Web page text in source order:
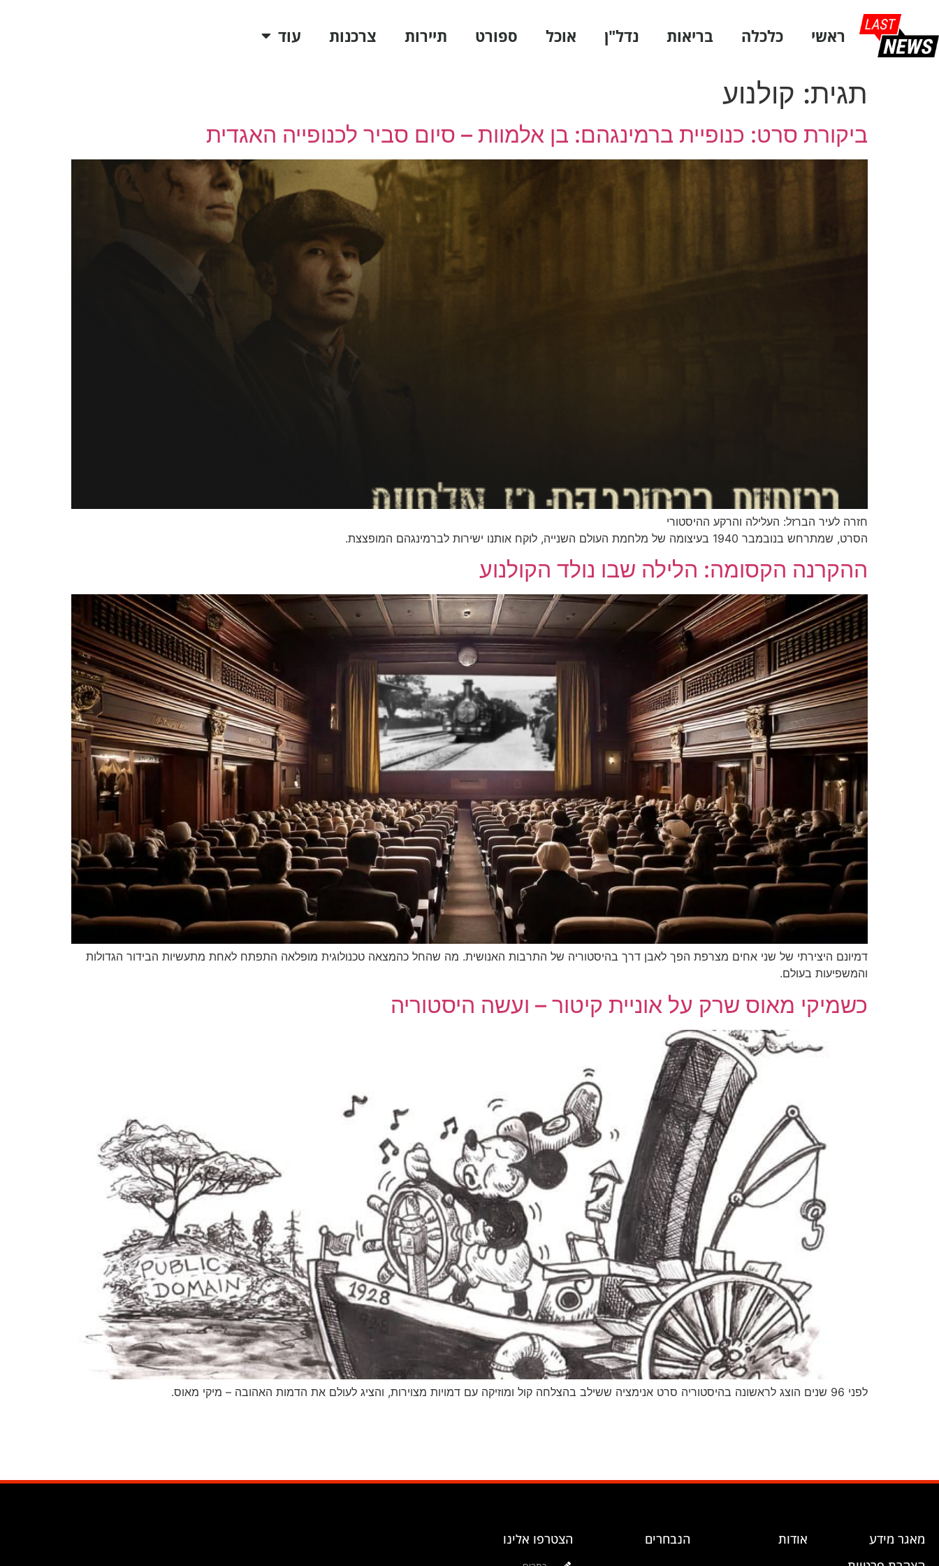
ראשי כלכלה בריאות נדל"ן אוכל ספורט תיירות צרכנות עוד
תגית: קולנוע
ביקורת סרט: כנופיית ברמינגהם: בן אלמוות – סיום סביר לכנופייה האגדית
חזרה לעיר הברזל: העלילה והרקע ההיסטורי
הסרט, שמתרחש בנובמבר 1940 בעיצומה של מלחמת העולם השנייה, לוקח אותנו ישירות לברמינגהם המופצצת.
ההקרנה הקסומה: הלילה שבו נולד הקולנוע
דמיונם היצירתי של שני אחים מצרפת הפך לאבן דרך בהיסטוריה של התרבות האנושית. מה שהחל כהמצאה טכנולוגית מופלאה התפתח לאחת מתעשיות הבידור הגדולות
והמשפיעות בעולם.
כשמיקי מאוס שרק על אוניית קיטור – ועשה היסטוריה
לפני 96 שנים הוצג לראשונה בהיסטוריה סרט אנימציה ששילב בהצלחה קול ומוזיקה עם דמויות מצוירות, והציג לעולם את הדמות האהובה – מיקי מאוס.
מאגר מידע
אודות הנבחרים הצטרפו אלינו